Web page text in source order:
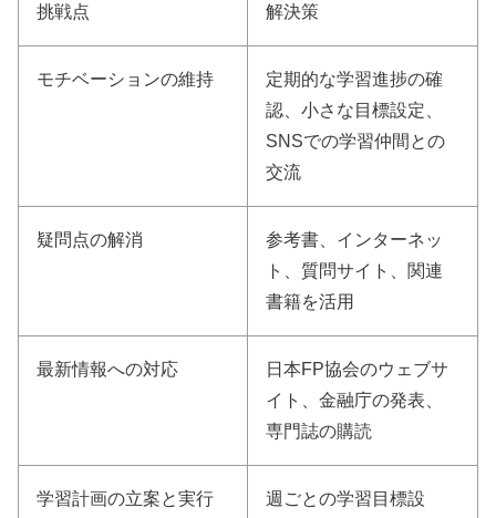
挑戦点 解決策
モチベーションの維持
定期的な学習進捗の確
認、小さな目標設定、
SNSでの学習仲間との
交流
疑問点の解消
参考書、インターネッ
ト、質問サイト、関連
書籍を活用
最新情報への対応
日本FP協会のウェブサ
イト、金融庁の発表、
専門誌の購読
学習計画の立案と実行 週ごとの学習目標設